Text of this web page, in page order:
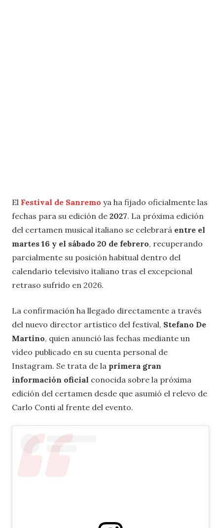
El Festival de Sanremo ya ha fijado oficialmente las
fechas para su edición de 2027. La próxima edición
del certamen musical italiano se celebrará entre el
martes 16 y el sábado 20 de febrero, recuperando
parcialmente su posición habitual dentro del
calendario televisivo italiano tras el excepcional
retraso sufrido en 2026.
La confirmación ha llegado directamente a través
del nuevo director artístico del festival, Stefano De
Martino, quien anunció las fechas mediante un
vídeo publicado en su cuenta personal de
Instagram. Se trata de la primera gran
información oficial conocida sobre la próxima
edición del certamen desde que asumió el relevo de
Carlo Conti al frente del evento.